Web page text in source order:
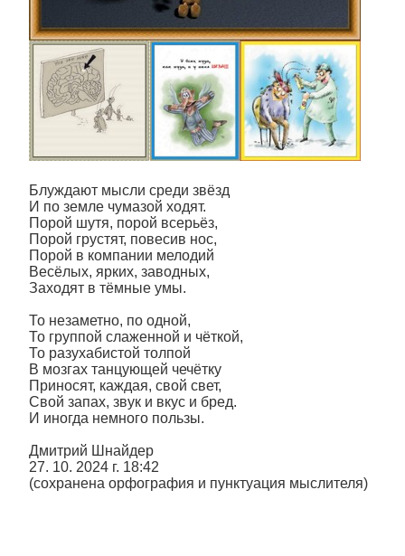
Блуждают мысли среди звёзд
И по земле чумазой ходят.
Порой шутя, порой всерьёз,
Порой грустят, повесив нос,
Порой в компании мелодий
Весёлых, ярких, заводных,
Заходят в тёмные умы.
То незаметно, по одной,
То группой слаженной и чёткой,
То разухабистой толпой
В мозгах танцующей чечётку
Приносят, каждая, свой свет,
Свой запах, звук и вкус и бред.
И иногда немного пользы.
Дмитрий Шнайдер
27. 10. 2024 г. 18:42
(сохранена орфография и пунктуация мыслителя)